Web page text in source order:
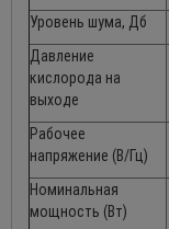
Уровень шума, Дб
Давление
кислорода на
выходе
Рабочее
напряжение (В/Гц)
Номинальная
мощность (Вт)